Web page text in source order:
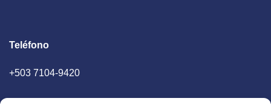
Teléfono
+503 7104-9420